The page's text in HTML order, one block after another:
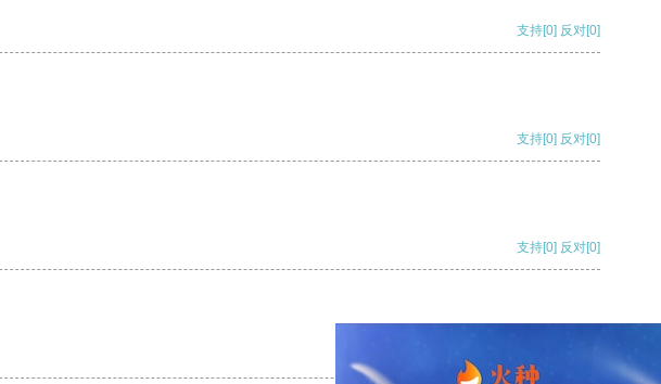
支持[0] 反对[0]
支持[0] 反对[0]
支持[0] 反对[0]